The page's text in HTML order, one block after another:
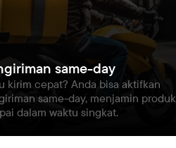
same-day
kirim cepat? Anda bisa aktifkan
same-day, menjamin produk
dalam waktu singkat.